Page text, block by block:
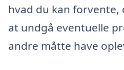
hvad du kan
at undgå eventuelle
andre måtte have